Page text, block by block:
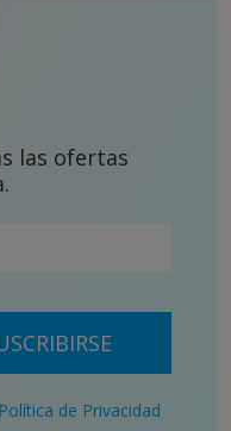
las ofertas
Política de Privacidad